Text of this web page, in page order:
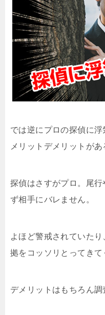
では逆にプロの探偵に
メリットデメリットがあ
探偵はさすがプロ。尾
ず相手にバレません。
よほど警戒されていた
拠をコッソリとってきて
デメリットはもちろん調